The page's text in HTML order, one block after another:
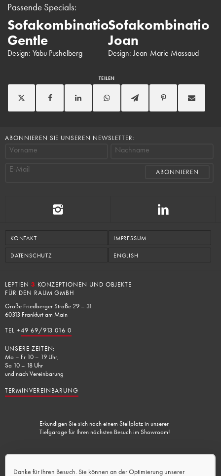
Danke für Ihren Besuch. Sie können an der Optimierung unserer
Passende Specials:
Sofakombination
Gentle
Design: Yabu Pushelberg
Sofakombination
Joan
Design: Jean-Marie Massaud
TEILEN
ABONNIEREN SIE UNSEREN NEWSLETTER:
Vorname
Nachname
E-Mail
KONTAKT IMPRESSUM
DATENSCHUTZ ENGLISH
LEPTIEN 3 KONZEPTIONEN UND OBJEKTE
FÜR DEN RAUM GMBH
Große Friedberger Straße 29 – 31
60313 Frankfurt am Main
TEL +49 69/913 016 0
UNSERE ZEITEN:
Mo – Fr 10 – 19 Uhr,
Sa 10 – 18 Uhr
und nach Vereinbarung
TERMINVEREINBARUNG
Erkundigen Sie sich nach einem Stellplatz in unserer
Tiefgarage für Ihren nächsten Besuch im Showroom!
Lademöglichkeit vorhanden.